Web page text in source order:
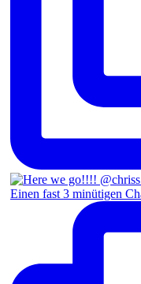
Einen fast 3 minütigen